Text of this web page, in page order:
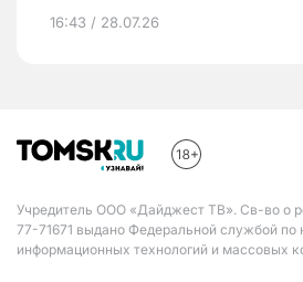
16:43 / 28.07.26
Учредитель ООО «Дайджест ТВ». Св-во
77-71671 выдано Федеральной службой по
информационных технологий и массовых